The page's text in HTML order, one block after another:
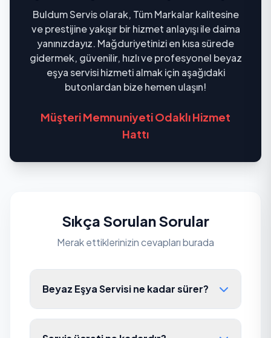
Buldum Servis olarak, Tüm Markalar kalitesine
ve prestijine yakışır bir hizmet anlayışı ile daima
yanınızdayız. Mağduriyetinizi en kısa sürede
gidermek, güvenilir, hızlı ve profesyonel beyaz
eşya servisi hizmeti almak için aşağıdaki
butonlardan bize hemen ulaşın!
Müşteri Memnuniyeti Odaklı Hizmet
Hattı
Sıkça Sorulan Sorular
Merak ettiklerinizin cevapları burada
Beyaz Eşya Servisi ne kadar sürer?